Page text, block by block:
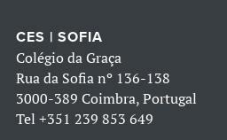
CES | SOFIA
Colégio da Graça
Rua da Sofia nº 136-138
3000-389 Coimbra, Portugal
Tel +351 239 853 649